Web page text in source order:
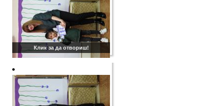
Клик за да отвориш!